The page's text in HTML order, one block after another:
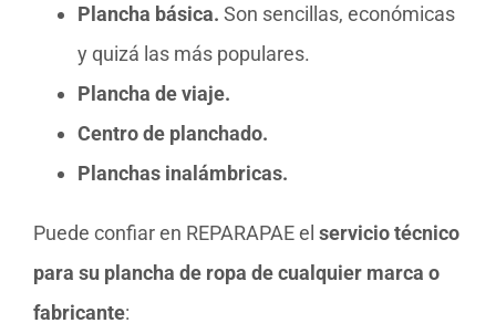
Plancha básica. Son sencillas, económicas
y quizá las más populares.
Plancha de viaje.
Centro de planchado.
Planchas inalámbricas.
Puede confiar en REPARAPAE el servicio técnico
para su plancha de ropa de cualquier marca o
fabricante: